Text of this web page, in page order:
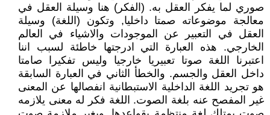
صوري لما يفكر العقل به. (الفكر) هنا وسيلة العقل في
معالجة موضوعاته صمتا داخليا, وتكون (اللغة) وسيلة
العقل في التعبير عن الموجودات والاشياء في العالم
الخارجي. هذه العبارة التي ادرجتها خاطئة لسبب اننا
اعتبرنا اللغة صوتا تعبيريا خارجيا وليس تفكيرا صامتا
داخل العقل والجسم. والخطأ الثاني في العبارة السابقة
هو تجريد اللغة الداخلية الاستبطانية انفصالها عن المعنى
غير المفصح عنه بلغة الصوت. اللغة فكر له معنى يلازمه